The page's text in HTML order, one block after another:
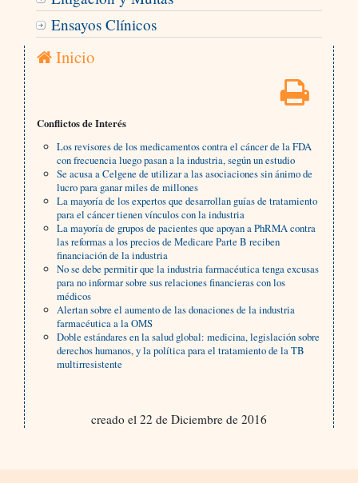
Ensayos Clínicos
Inicio
Conflictos de Interés
Los revisores de los medicamentos contra el cáncer de la FDA
con frecuencia luego pasan a la industria, según un estudio
Se acusa a Celgene de utilizar a las asociaciones sin ánimo de
lucro para ganar miles de millones
La mayoría de los expertos que desarrollan guías de tratamiento
para el cáncer tienen vínculos con la industria
La mayoría de grupos de pacientes que apoyan a PhRMA contra
las reformas a los precios de Medicare Parte B reciben
financiación de la industria
No se debe permitir que la industria farmacéutica tenga excusas
para no informar sobre sus relaciones financieras con los
médicos
Alertan sobre el aumento de las donaciones de la industria
farmacéutica a la OMS
Doble estándares en la salud global: medicina, legislación sobre
derechos humanos, y la política para el tratamiento de la TB
multirresistente
creado el 22 de Diciembre de 2016